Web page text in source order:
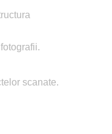
scanate.